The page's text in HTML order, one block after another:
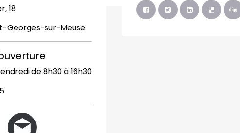
18
Georges-sur-Meuse
de 8h30 à 16h30